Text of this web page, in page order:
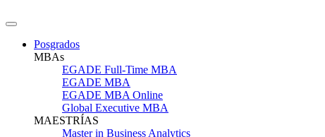
Posgrados
MBAs
EGADE Full-Time MBA
EGADE MBA
EGADE MBA Online
Global Executive MBA
MAESTRÍAS
Master in Business Analytics